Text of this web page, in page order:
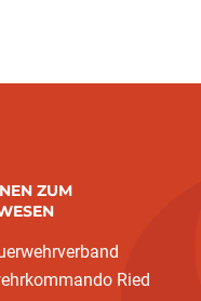
ZUM
Ried